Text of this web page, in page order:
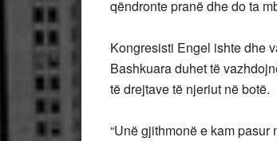
qëndronte pranë dhe do ta
Kongresisti Engel ishte dhe
Bashkuara duhet të
të drejtave të njeriut në botë.
“Unë gjithmonë e kam